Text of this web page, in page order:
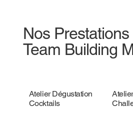
Nos
Team Building
Atelier Dégustation
Cocktails